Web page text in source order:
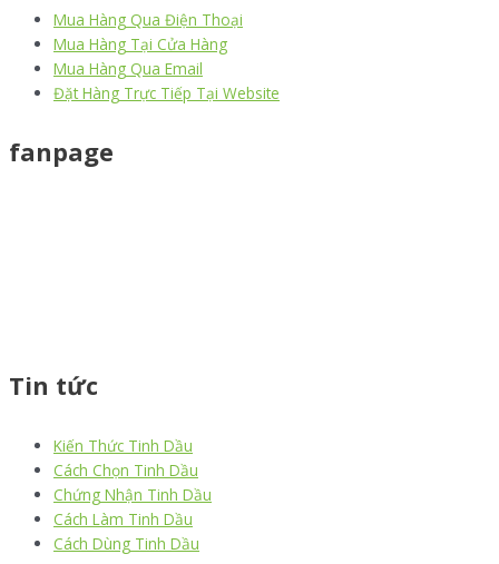
Mua Hàng Qua Điện Thoại
Mua Hàng Tại Cửa Hàng
Mua Hàng Qua Email
Đặt Hàng Trực Tiếp Tại Website
fanpage
Tin tức
Kiến Thức Tinh Dầu
Cách Chọn Tinh Dầu
Chứng Nhận Tinh Dầu
Cách Làm Tinh Dầu
Cách Dùng Tinh Dầu